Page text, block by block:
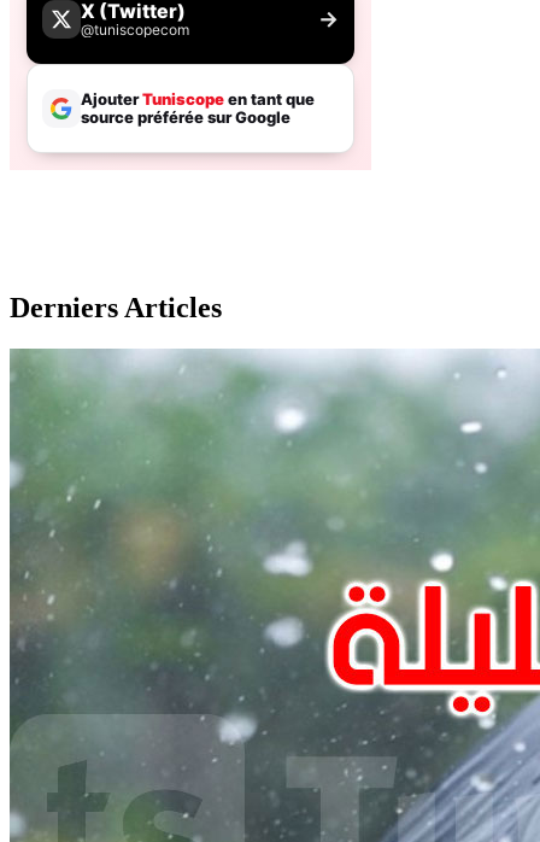
Derniers Articles